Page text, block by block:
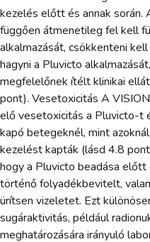
kezelés előtt és annak
függően átmenetileg fel kell
alkalmazását, csökkenteni
hagyni a Pluvicto
megfelelőnek ítélt klinikai
pont). Vesetoxicitás A
elő vesetoxicitás a Pluvicto-t
kapó betegeknél, mint
kezelést kapták (lásd 4.8
hogy a Pluvicto beadása előtt
történő folyadékbevitelt,
ürítsen vizeletet. Ezt
sugáraktivitás, például
meghatározására irányuló